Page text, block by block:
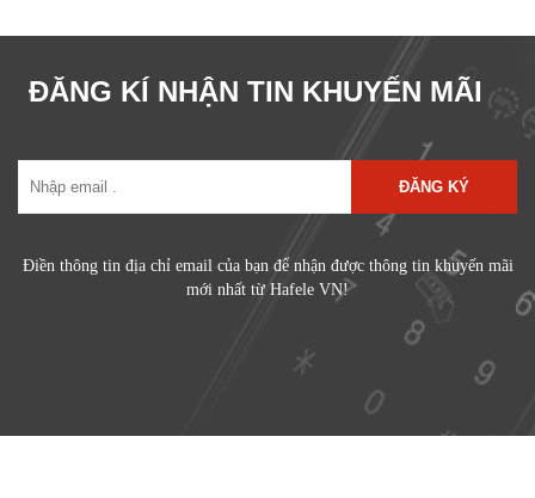
ĐĂNG KÍ NHẬN TIN KHUYẾN MÃI
ĐĂNG KÝ
Điền thông tin địa chỉ email của bạn để nhận được thông tin khuyến mãi
mới nhất từ Hafele VN!